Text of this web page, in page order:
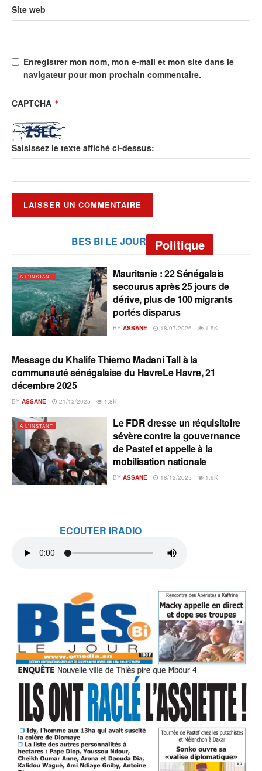
Site web
Enregistrer mon nom, mon e-mail et mon site dans le
navigateur pour mon prochain commentaire.
CAPTCHA *
Saisissez le texte affiché ci-dessus:
BES BI LE JOUR Politique
A L'INSTANT
Mauritanie : 22 Sénégalais
secourus après 25 jours de
dérive, plus de 100 migrants
portés disparus
BY ASSANE 18/07/2026 1.5K
A L'INSTANT
Message du Khalife Thierno Madani Tall à la
communauté sénégalaise du HavreLe Havre, 21
décembre 2025
BY ASSANE 21/12/2025 1.8K
A L'INSTANT
Le FDR dresse un réquisitoire
sévère contre la gouvernance
de Pastef et appelle à la
mobilisation nationale
BY ASSANE 18/12/2025 1.9K
ECOUTER IRADIO